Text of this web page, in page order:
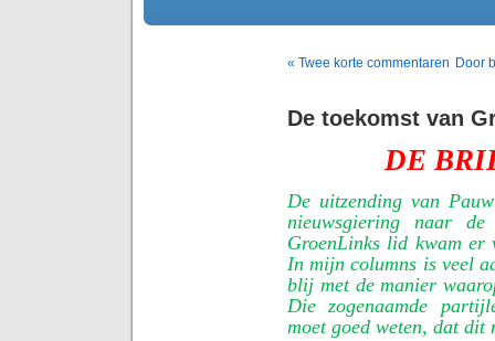
« Twee korte commentaren Door
De toekomst van
DE
De uitzending van
nieuwsgiering naar
GroenLinks lid kwam
In mijn columns is veel
blij met de manier
Die zogenaamde
moet goed weten, dat dit